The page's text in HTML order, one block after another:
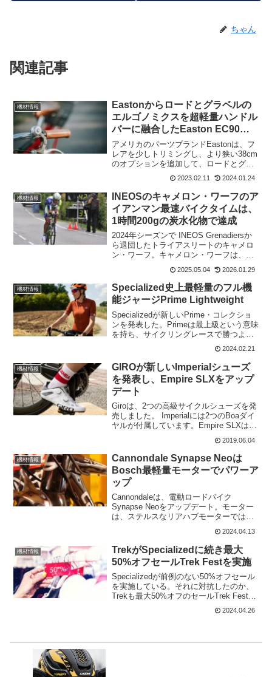
ちゃん
関連記事
機材情報
Eastonからロードとグラベルの
エルゴノミクスを超軽量ハンドル
バーに融合したEaston EC90
ALX登場
アメリカのパーツブランドEastonは、フ
レアを少しトリミングし、より狭い38cm
のオプションを追加して、ロードとグラ
ベルで使用できる軽量ハンドルEaston
EC90 ALXを発表した。これは、昨年発
売した、EastonEC90 AXグラ...
2023.02.11 2024.01.24
機材情報
INEOSのキャメロン・ワーフのア
イアンマン最速バイクタイムは、
1時間200gの炭水化物で達成
2024年シーズンで INEOS Grenadiersか
ら退団したトライアスリートのキャメロ
ン・ワーフ。キャメロン・ワーフは、オ
ーストリア代表の2004年のオリンピック
ボート選手であり、2003年には世界ボー
トU23選手権で優勝しているほど...
2025.05.04 2026.01.29
機材情報
Specialized史上最軽量のフル機
能ジャージPrime Lightweight
Specializedが新しいPrime・コレクショ
ンを発表した。Primeは最上級という意味
を持ち、サイクリングレースで勝つよう
なイメージだ。Prime・コレクションに
は、Specialized史上最軽量のフル機能ジ
ャージ、Prime L...
2024.02.21
機材情報
GIROが新しいImperialシューズ
を発表し、Empire SLXをアップ
デート
Giroは、2つの高級サイクルシューズを発
売しました。 Imperialには2つのBoaダイ
ヤルが付属しています。Empire SLXは新
しい軽量のSyncwireアッパーで更新され
ています。Syncwireアッパーは、Imperial
でも...
2019.06.04
機材情報
Cannondale Synapse Neoは
Bosch最軽量モーターでパワーア
ップ
Cannondaleは、電動ロードバイク
Synapse Neoをアップデート。モーター
は、ステルスなリアハブモーターではな
く、より軽量でパワフルなBosch製モー
ターを採用しており、カーボンフレーム
に変更されている。Synapse Neoは...
2024.04.13
機材情報
TrekがSpecializedに続き最大
50%オフセールTrek Festを実施
Specializedが前例のない50%オフセール
を実施している。それに対抗したのか、
Trekも最大50%オフのセールTrek Festを
6月9日まで開催している。本社のある米
国では4月30日までなので、日本のほうが
2024.04.26